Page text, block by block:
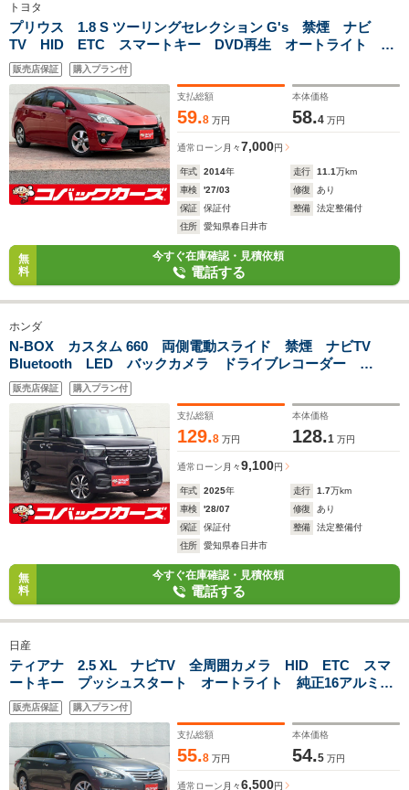
トヨタ
プリウス 1.8 S ツーリングセレクション G's 禁煙 ナビ
TV HID ETC スマートキー DVD再生 オートライト
LEDフォグ 純正15アルミホイール
販売店保証 購入プラン付
支払総額
59.8 万円
本体価格
58.4 万円
通常ローン 月々7,000円
年式 2014年 走行 11.1万km
車検
'27/03 修復
あり
保証
保証付 整備
法定整備付
住所
愛知県春日井市
無
料
今すぐ在庫確認・見積依頼
電話する
ホンダ
N-BOX カスタム 660 両側電動スライド 禁煙 ナビTV
Bluetooth LED バックカメラ ドライブレコーダー
ETC シートヒータ クルーズコントロール スマートキー
プッシュスタート
販売店保証 購入プラン付
支払総額
129.8 万円
本体価格
128.1 万円
通常ローン 月々9,100円
年式 2025年 走行 1.7万km
車検
'28/07 修復
あり
保証
保証付 整備
法定整備付
住所
愛知県春日井市
無
料
今すぐ在庫確認・見積依頼
電話する
日産
ティアナ 2.5 XL ナビTV 全周囲カメラ HID ETC スマ
ートキー プッシュスタート オートライト 純正16アルミホ
イール 電動格納ミラー
販売店保証 購入プラン付
支払総額
55.8 万円
本体価格
54.5 万円
通常ローン 月々6,500円